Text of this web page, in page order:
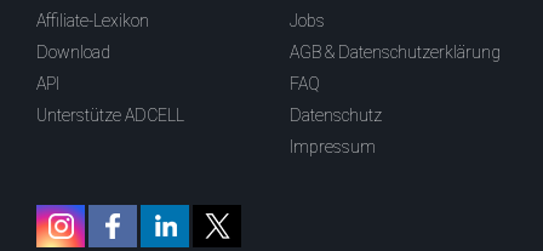
Affiliate-Lexikon
Download
API
Unterstütze ADCELL
Jobs
AGB & Datenschutzerklärung
FAQ
Datenschutz
Impressum